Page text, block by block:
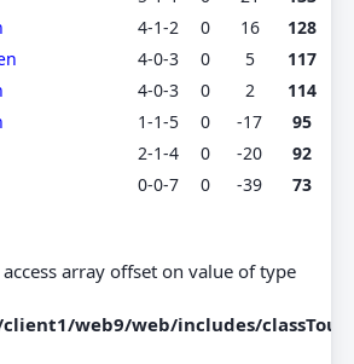
4-1-2 0 16
128
4-0-3 0 5
117
4-0-3 0 2
114
1-1-5 0 -17
95
2-1-4 0 -20
92
0-0-7 0 -39 73
array offset on value of type
web9/web/includes/